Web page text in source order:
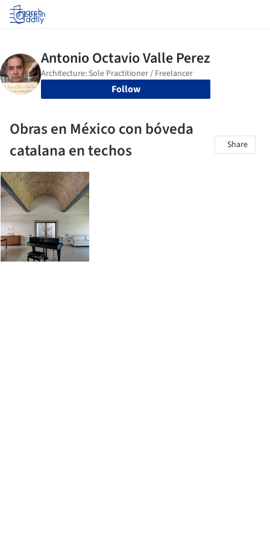
Log in
Follow
Obras en México con bóveda
catalana en techos
Share